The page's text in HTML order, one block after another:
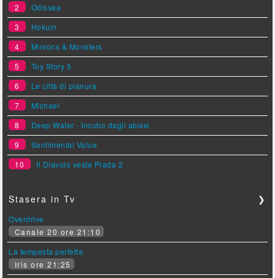
2
Odissea
3
Hokum
4
Minions & Monsters
5
Toy Story 5
6
Le città di pianura
7
Michael
8
Deep Water - Incubo dagli abissi
9
Sentimental Value
10
Il Diavolo veste Prada 2
Stasera in Tv ❯
Overdrive
Canale 20 ore 21:10
La tempesta perfetta
Iris ore 21:25